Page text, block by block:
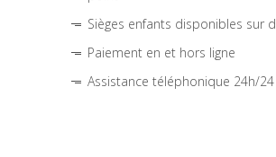
Sièges enfants disponibles sur
Paiement en et hors ligne
Assistance téléphonique 24h/